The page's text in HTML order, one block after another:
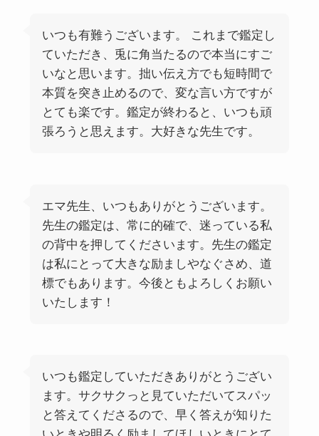
いつも有難うございます。 これまで鑑定し
ていただき、兎に角当たるので本当にすご
いなと思います。拙い伝え方でも短時間で
本質を突き止めるので、変な言い方ですが
とても楽です。鑑定が終わると、いつも頑
張ろうと思えます。大好きな先生です。
エマ先生、いつもありがとうございます。
先生の鑑定は、常に的確で、迷っている私
の背中を押してくださいます。先生の鑑定
は私にとって大きな励ましやなぐさめ、道
標でもあります。今後ともよろしくお願い
いたします！
いつも鑑定していただきありがとうござい
ます。サクサクっと見ていただいてスパッ
と答えてくださるので、早く答えが知りた